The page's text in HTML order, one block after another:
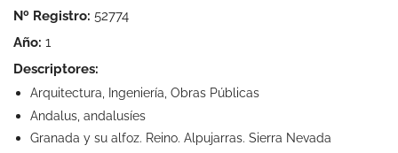
Nº Registro: 52774
Año: 1
Descriptores:
Arquitectura, Ingeniería, Obras Públicas
Andalus, andalusíes
Granada y su alfoz. Reino. Alpujarras. Sierra Nevada